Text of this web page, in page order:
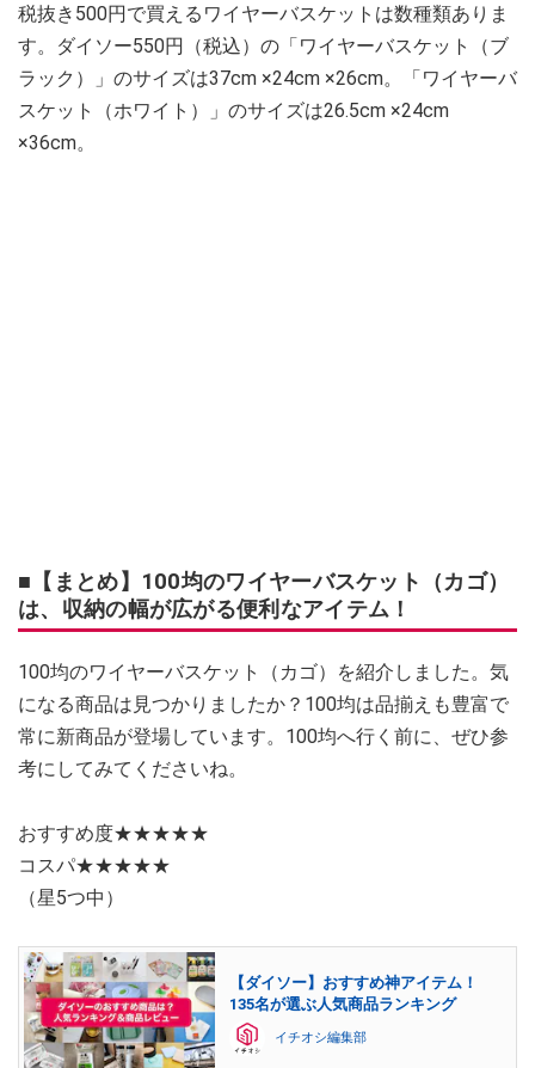
税抜き500円で買えるワイヤーバスケットは数種類ありま
す。ダイソー550円（税込）の「ワイヤーバスケット（ブ
ラック）」のサイズは37cm ×24cm ×26cm。「ワイヤーバ
スケット（ホワイト）」のサイズは26.5cm ×24cm
×36cm。
■【まとめ】100均のワイヤーバスケット（カゴ）
は、収納の幅が広がる便利なアイテム！
100均のワイヤーバスケット（カゴ）を紹介しました。気
になる商品は見つかりましたか？100均は品揃えも豊富で
常に新商品が登場しています。100均へ行く前に、ぜひ参
考にしてみてくださいね。
おすすめ度★★★★★
コスパ★★★★★
（星5つ中）
【ダイソー】おすすめ神アイテム！
135名が選ぶ人気商品ランキング
イチオシ編集部